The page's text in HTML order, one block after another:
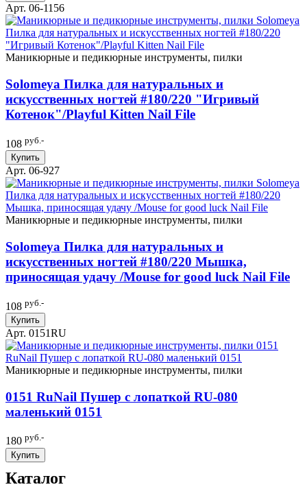
Арт. 06-1156
Маникюрные и педикюрные инструменты, пилки
Solomeya Пилка для натуральных и
искусственных ногтей #180/220 "Игривый
Котенок"/Playful Kitten Nail File
108 руб.-
Купить
Арт. 06-927
Маникюрные и педикюрные инструменты, пилки
Solomeya Пилка для натуральных и
искусственных ногтей #180/220 Мышка,
приносящая удачу /Mouse for good luck Nail File
108 руб.-
Купить
Арт. 0151RU
Маникюрные и педикюрные инструменты, пилки
0151 RuNail Пушер с лопаткой RU-080
маленький 0151
180 руб.-
Купить
Каталог